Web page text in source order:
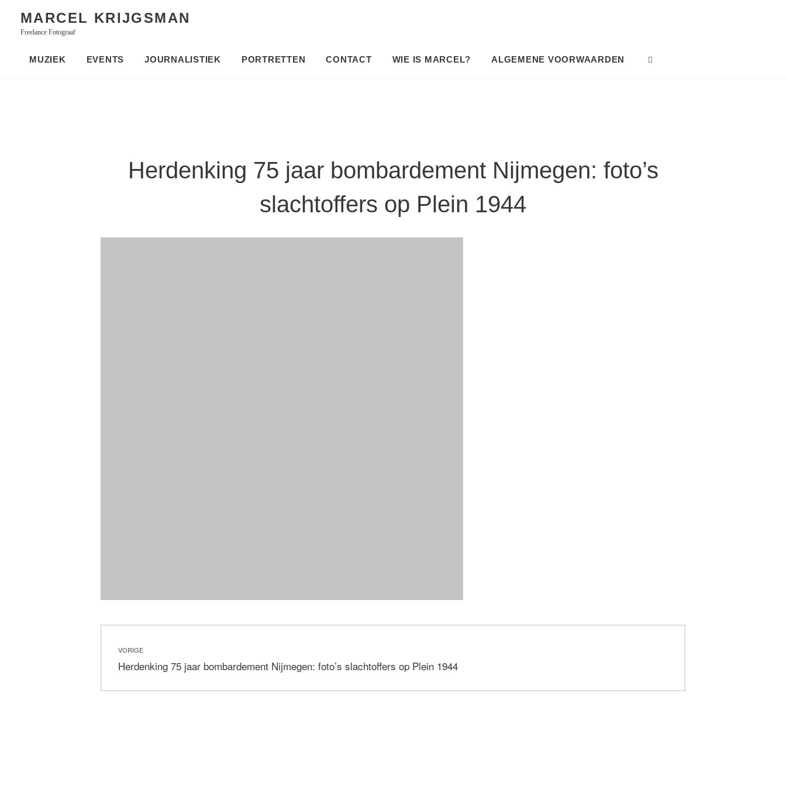
content
MARCEL KRIJGSMAN
Freelance Fotograaf
MUZIEK EVENTS JOURNALISTIEK PORTRETTEN CONTACT WIE IS MARCEL? ALGEMENE VOORWAARDEN
Herdenking 75 jaar bombardement Nijmegen: foto’s
slachtoffers op Plein 1944
navigatie
VORIGE
Vorig
Herdenking 75 jaar bombardement Nijmegen: foto’s slachtoffers op Plein 1944